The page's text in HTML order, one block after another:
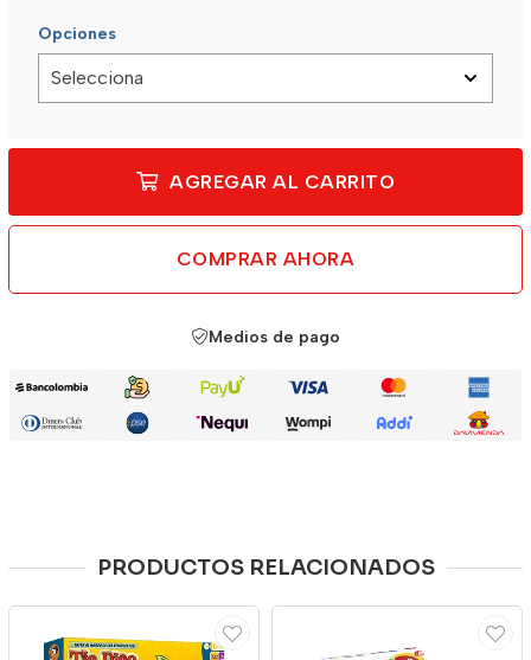
Opciones
AGREGAR AL CARRITO
COMPRAR AHORA
Medios de pago
PRODUCTOS RELACIONADOS